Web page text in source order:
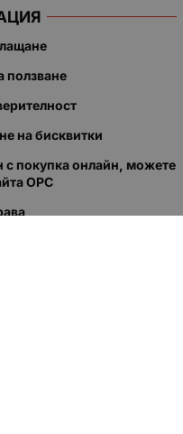
ползване
на бисквитки
с покупка онлайн, можете
ОРС